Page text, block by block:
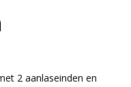
2 aanlaseinden en